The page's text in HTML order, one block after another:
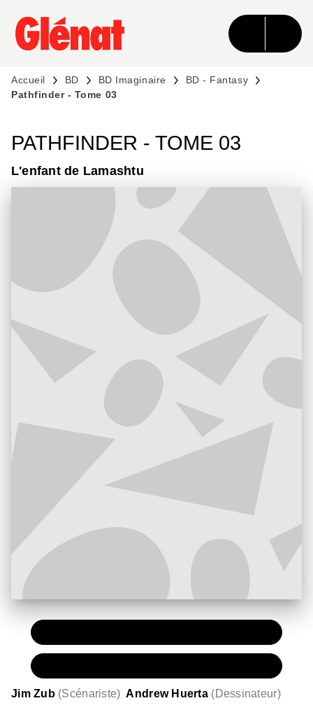
MENU RECHERCHE CONTENU
PIED DE PAGE
Accueil BD BD Imaginaire
BD - Fantasy
Pathfinder - Tome 03
PATHFINDER - TOME 03
L'enfant de Lamashtu
Jim Zub (Scénariste) Andrew Huerta (Dessinateur)